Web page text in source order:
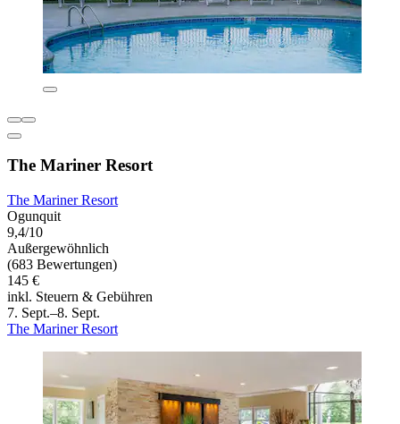
The Mariner Resort
The Mariner Resort
Ogunquit
9,4/10
Außergewöhnlich
(683 Bewertungen)
145 €
inkl. Steuern & Gebühren
7. Sept.–8. Sept.
The Mariner Resort